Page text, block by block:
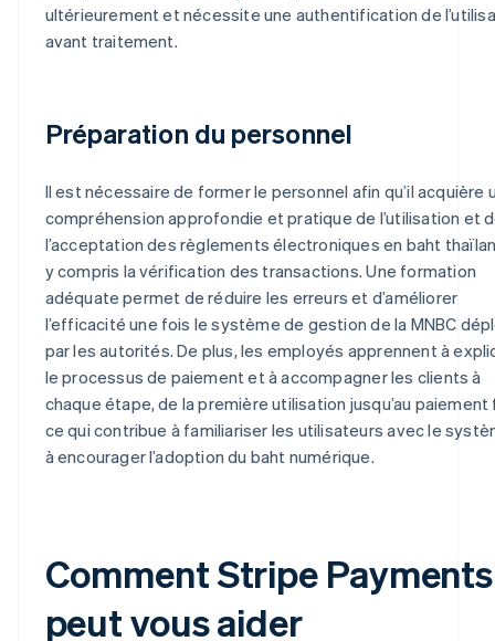
ultérieurement et nécessite une authentification de
avant traitement.
Préparation du personnel
Il est nécessaire de former le personnel afin qu’il acquière
compréhension approfondie et pratique de l’utilisation et
l’acceptation des règlements électroniques en baht
y compris la vérification des transactions. Une formation
adéquate permet de réduire les erreurs et d’améliorer
l’efficacité une fois le système de gestion de la MNBC
par les autorités. De plus, les employés apprennent à
le processus de paiement et à accompagner les clients à
chaque étape, de la première utilisation jusqu’au paiement
ce qui contribue à familiariser les utilisateurs avec le
à encourager l’adoption du baht numérique.
Comment Stripe Payments
peut vous aider